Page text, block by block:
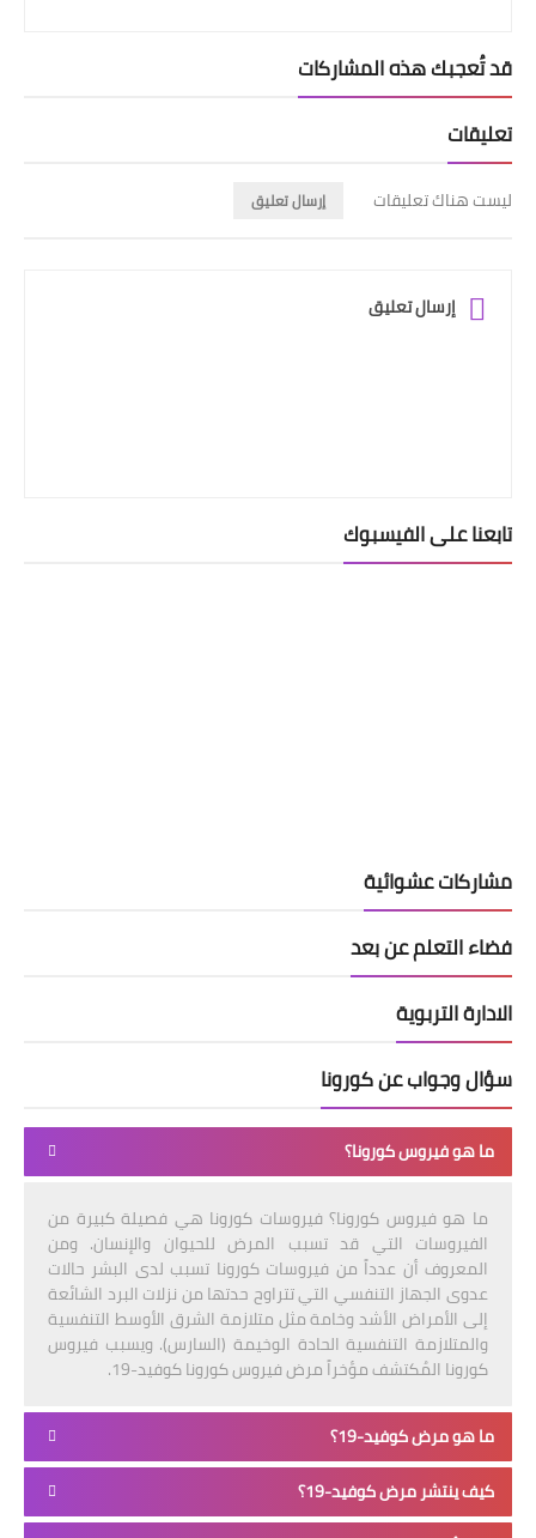
قد تُعجبك هذه المشاركات
تعليقات
ليست هناك تعليقات إرسال تعليق
إرسال تعليق
تابعنا على الفيسبوك
مشاركات عشوائية
فضاء التعلم عن بعد
الادارة التربوية
سؤال وجواب عن كورونا
ما هو فيروس كورونا؟
ما هو فيروس كورونا؟ فيروسات كورونا هي فصيلة كبيرة من
الفيروسات التي قد تسبب المرض للحيوان والإنسان. ومن
المعروف أن عدداً من فيروسات كورونا تسبب لدى البشر حالات
عدوى الجهاز التنفسي التي تتراوح حدتها من نزلات البرد الشائعة
إلى الأمراض الأشد وخامة مثل متلازمة الشرق الأوسط التنفسية
والمتلازمة التنفسية الحادة الوخيمة (السارس). ويسبب فيروس
كورونا المُكتشف مؤخراً مرض فيروس كورونا كوفيد-19.
ما هو مرض كوفيد-19؟
كيف ينتشر مرض كوفيد-19؟